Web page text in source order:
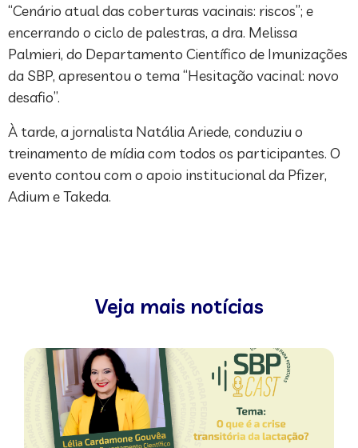
“Cenário atual das coberturas vacinais: riscos”; e
encerrando o ciclo de palestras, a dra. Melissa
Palmieri, do Departamento Científico de Imunizações
da SBP, apresentou o tema “Hesitação vacinal: novo
desafio”.
À tarde, a jornalista Natália Ariede, conduziu o
treinamento de mídia com todos os participantes. O
evento contou com o apoio institucional da Pfizer,
Adium e Takeda.
Veja mais notícias